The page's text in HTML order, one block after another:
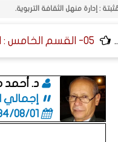
: إدارة منهل الثقافة التربوية.
: حديث الساعة.
مُحدَّثة : من ﴿جديد﴾ المشاركات.
05- القسم الخامس : الثقافة ﴿المكانية - الصحية - الاقتصادية﴾.
د.
إجمالي
1434/08/01